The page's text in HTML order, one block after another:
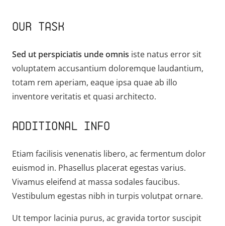
OUR TASK
Sed ut perspiciatis unde omnis iste natus error sit
voluptatem accusantium doloremque laudantium,
totam rem aperiam, eaque ipsa quae ab illo
inventore veritatis et quasi architecto.
ADDITIONAL INFO
Etiam facilisis venenatis libero, ac fermentum dolor
euismod in. Phasellus placerat egestas varius.
Vivamus eleifend at massa sodales faucibus.
Vestibulum egestas nibh in turpis volutpat ornare.
Ut tempor lacinia purus, ac gravida tortor suscipit